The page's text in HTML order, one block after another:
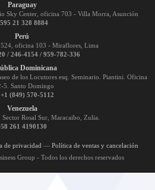
Paraguay
Sky Center, oficina 703 - Villa Morra, Asunción
21 328 8884
Perú
524, oficina 103 - Miraflores, Lima
/ 246-4154 / 959-782-336
Dominicana
de los Locutores esq. Seminario. Piantini. Oficina
5. Santo Domingo
(849) 570-5112
Venezuela
Rosal Sur, Maracaibo, Zulia.
261 4190130
de privacidad — Política de ventas y cancelación
Group - Todos los derechos reservados